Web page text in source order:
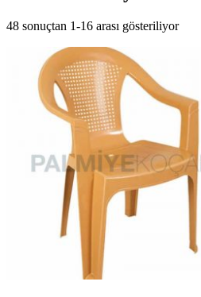
48 sonuçtan 1-16 arası gösteriliyor